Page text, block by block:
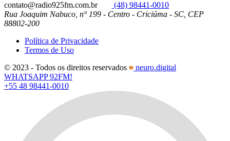
contato@radio925fm.com.br
(48) 98441-0010
Rua Joaquim Nabuco, n° 199 - Centro - Criciúma - SC, CEP
88802-200
Política de Privacidade
Termos de Uso
© 2023 - Todos os direitos reservados
neuro.digital
WHATSAPP 92FM!
+55 48 98441-0010